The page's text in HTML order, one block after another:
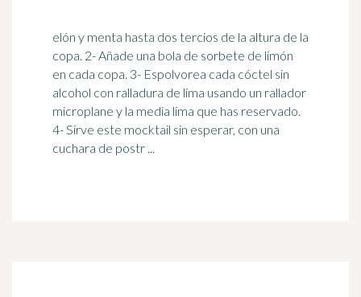
elón y menta hasta dos tercios de la altura de la
copa. 2- Añade una bola de sorbete de limón
en cada copa. 3- Espolvorea cada cóctel sin
alcohol con ralladura de lima usando un rallador
microplane y la media lima que has reservado.
4- Sirve este mocktail sin esperar, con una
cuchara de postr ...